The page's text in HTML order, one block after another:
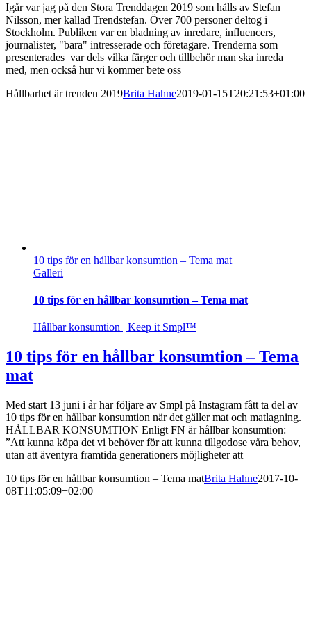
Igår var jag på den Stora Trenddagen 2019 som hålls av Stefan
Nilsson, mer kallad Trendstefan. Över 700 personer deltog i
Stockholm. Publiken var en bladning av inredare, influencers,
journalister, "bara" intresserade och företagare. Trenderna som
presenterades var dels vilka färger och tillbehör man ska inreda
med, men också hur vi kommer bete oss
Hållbarhet är trenden 2019Brita Hahne2019-01-15T20:21:53+01:00
10 tips för en hållbar konsumtion – Tema mat
Galleri
10 tips för en hållbar konsumtion – Tema mat
Hållbar konsumtion | Keep it Smpl™
10 tips för en hållbar konsumtion – Tema
mat
Med start 13 juni i år har följare av Smpl på Instagram fått ta del av
10 tips för en hållbar konsumtion när det gäller mat och matlagning.
HÅLLBAR KONSUMTION Enligt FN är hållbar konsumtion:
”Att kunna köpa det vi behöver för att kunna tillgodose våra behov,
utan att äventyra framtida generationers möjligheter att
10 tips för en hållbar konsumtion – Tema matBrita Hahne2017-10-
08T11:05:09+02:00